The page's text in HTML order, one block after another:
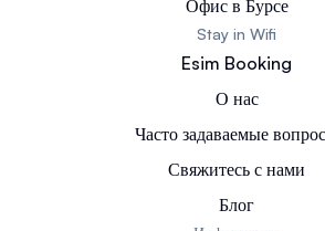
Офис в Бурсе
Stay in Wifi
Esim Booking
О нас
Часто задаваемые
Свяжитесь с нами
Блог